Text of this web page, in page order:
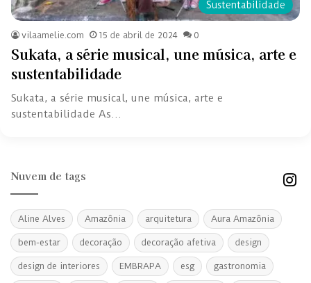
Sustentabilidade
vilaamelie.com 15 de abril de 2024 0
Sukata, a série musical, une música, arte e
sustentabilidade
Sukata, a série musical, une música, arte e
sustentabilidade As…
Nuvem de tags
Aline Alves Amazônia arquitetura Aura Amazônia
bem-estar decoração decoração afetiva design
design de interiores EMBRAPA esg gastronomia